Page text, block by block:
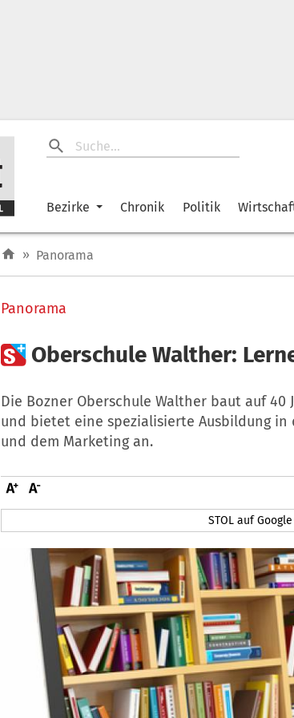
Bezirke Chronik Politik
» Panorama
Panorama
 Oberschule Walther:
Die Bozner Oberschule Walther baut auf 40
und bietet eine spezialisierte Ausbildung in
und dem Marketing an.
STOL auf